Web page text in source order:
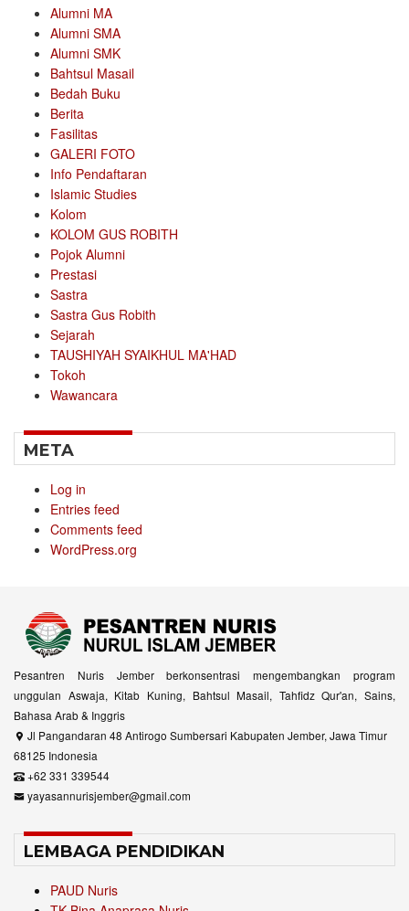
Alumni MA
Alumni SMA
Alumni SMK
Bahtsul Masail
Bedah Buku
Berita
Fasilitas
GALERI FOTO
Info Pendaftaran
Islamic Studies
Kolom
KOLOM GUS ROBITH
Pojok Alumni
Prestasi
Sastra
Sastra Gus Robith
Sejarah
TAUSHIYAH SYAIKHUL MA'HAD
Tokoh
Wawancara
META
Log in
Entries feed
Comments feed
WordPress.org
Pesantren Nuris Jember berkonsentrasi mengembangkan program
unggulan Aswaja, Kitab Kuning, Bahtsul Masail, Tahfidz Qur'an, Sains,
Bahasa Arab & Inggris
Jl Pangandaran 48 Antirogo Sumbersari Kabupaten Jember, Jawa Timur
68125 Indonesia
+62 331 339544
yayasannurisjember@gmail.com
LEMBAGA PENDIDIKAN
PAUD Nuris